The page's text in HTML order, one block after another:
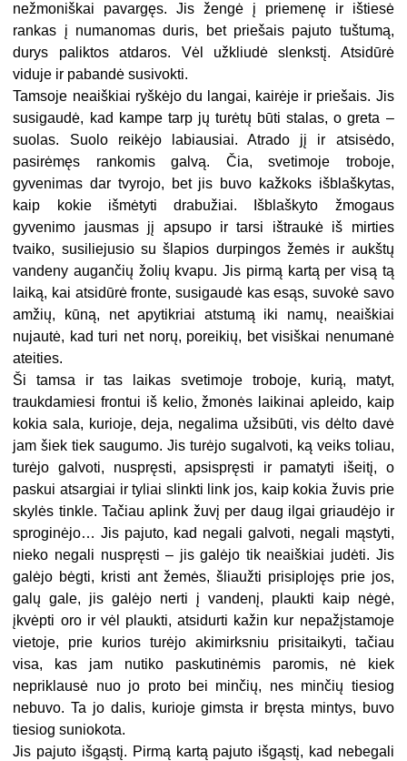
nežmoniškai pavargęs. Jis žengė į priemenę ir ištiesė
rankas į numanomas duris, bet priešais pajuto tuštumą,
durys paliktos atdaros. Vėl užkliudė slenkstį. Atsidūrė
viduje ir pabandė susivokti.
Tamsoje neaiškiai ryškėjo du langai, kairėje ir priešais. Jis
susigaudė, kad kampe tarp jų turėtų būti stalas, o greta –
suolas. Suolo reikėjo labiausiai. Atrado jį ir atsisėdo,
pasirėmęs rankomis galvą. Čia, svetimoje troboje,
gyvenimas dar tvyrojo, bet jis buvo kažkoks išblaškytas,
kaip kokie išmėtyti drabužiai. Išblaškyto žmogaus
gyvenimo jausmas jį apsupo ir tarsi ištraukė iš mirties
tvaiko, susiliejusio su šlapios durpingos žemės ir aukštų
vandeny augančių žolių kvapu. Jis pirmą kartą per visą tą
laiką, kai atsidūrė fronte, susigaudė kas esąs, suvokė savo
amžių, kūną, net apytikriai atstumą iki namų, neaiškiai
nujautė, kad turi net norų, poreikių, bet visiškai nenumanė
ateities.
Ši tamsa ir tas laikas svetimoje troboje, kurią, matyt,
traukdamiesi frontui iš kelio, žmonės laikinai apleido, kaip
kokia sala, kurioje, deja, negalima užsibūti, vis dėlto davė
jam šiek tiek saugumo. Jis turėjo sugalvoti, ką veiks toliau,
turėjo galvoti, nuspręsti, apsispręsti ir pamatyti išeitį, o
paskui atsargiai ir tyliai slinkti link jos, kaip kokia žuvis prie
skylės tinkle. Tačiau aplink žuvį per daug ilgai griaudėjo ir
sproginėjo… Jis pajuto, kad negali galvoti, negali mąstyti,
nieko negali nuspręsti – jis galėjo tik neaiškiai judėti. Jis
galėjo bėgti, kristi ant žemės, šliaužti prisiplojęs prie jos,
galų gale, jis galėjo nerti į vandenį, plaukti kaip nėgė,
įkvėpti oro ir vėl plaukti, atsidurti kažin kur nepažįstamoje
vietoje, prie kurios turėjo akimirksniu prisitaikyti, tačiau
visa, kas jam nutiko paskutinėmis paromis, nė kiek
nepriklausė nuo jo proto bei minčių, nes minčių tiesiog
nebuvo. Ta jo dalis, kurioje gimsta ir bręsta mintys, buvo
tiesiog suniokota.
Jis pajuto išgąstį. Pirmą kartą pajuto išgąstį, kad nebegali